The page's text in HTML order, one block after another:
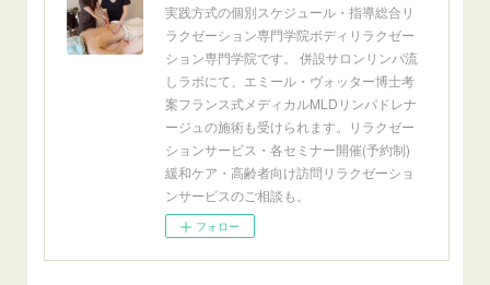
実践方式の個別スケジュール・指導総合リ
ラクゼーション専門学院ボディリラクゼー
ション専門学院です。 併設サロンリンパ流
しラボにて、エミール・ヴォッター博士考
案フランス式メディカルMLDリンパドレナ
ージュの施術も受けられます。リラクゼー
ションサービス・各セミナー開催(予約制)
緩和ケア・高齢者向け訪問リラクゼーショ
ンサービスのご相談も。
フォロー